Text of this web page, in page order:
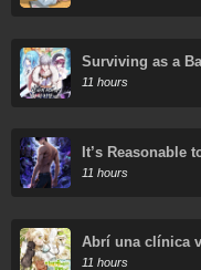
Surviving as a
11 hours
It’s Reasonable
Down
11 hours
Abrí una clínica
mundo
11 hours